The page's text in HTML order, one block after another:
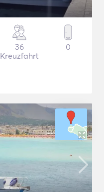
36
Kreuzfahrt
0